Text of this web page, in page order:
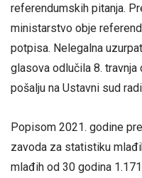
referendumskih pitanja.
ministarstvo obje
potpisa. Nelegalna
glasova odlučila 8.
pošalju na Ustavni sud
Popisom 2021. godine
zavoda za statistiku
mlađih od 30 godina